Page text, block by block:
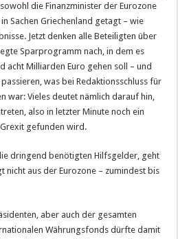
die Finanzminister der Eurozone
Sachen Griechenland getagt – wie
Jetzt denken alle Beteiligten über
Sparprogramm nach, in dem es
acht Milliarden Euro gehen soll – und
was bei Redaktionsschluss für
war: Vieles deutet nämlich darauf hin,
also in letzter Minute noch ein
gefunden wird.
dringend benötigten Hilfsgelder, geht
nicht aus der Eurozone – zumindest bis
aber auch der gesamten
Währungsfonds dürfte damit